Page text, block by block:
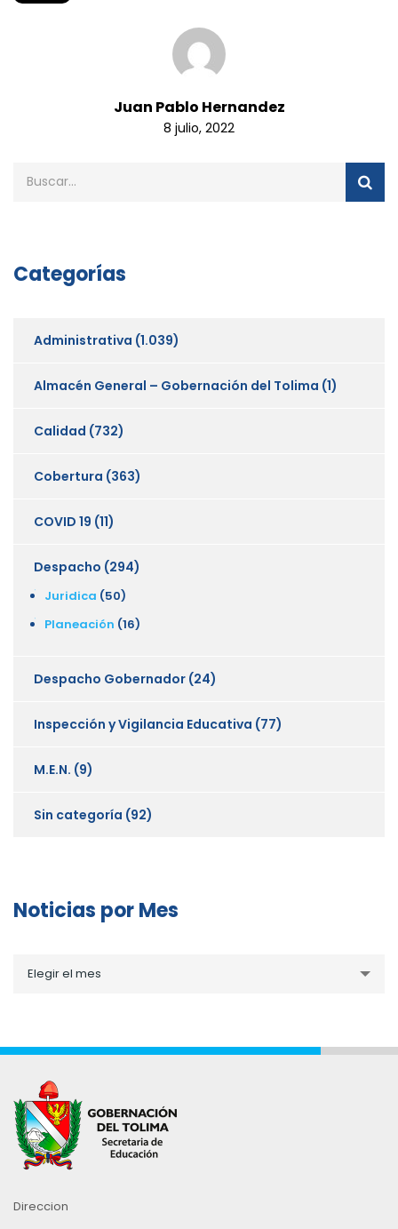
Juan Pablo Hernandez
8 julio, 2022
Categorías
Administrativa (1.039)
Almacén General – Gobernación del Tolima (1)
Calidad (732)
Cobertura (363)
COVID 19 (11)
Despacho (294)
Juridica (50)
Planeación (16)
Despacho Gobernador (24)
Inspección y Vigilancia Educativa (77)
M.E.N. (9)
Sin categoría (92)
Noticias por Mes
porElegir el mes
Direccion